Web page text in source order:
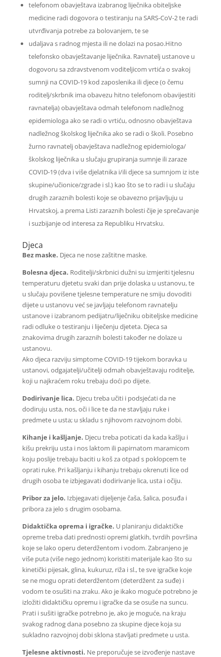
telefonom obavještava izabranog liječnika obiteljske
medicine radi dogovora o testiranju na SARS-CoV-2 te radi
utvrđivanja potrebe za bolovanjem, te se
udaljava s radnog mjesta ili ne dolazi na posao.Hitno
telefonsko obavještavanje liječnika. Ravnatelj ustanove u
dogovoru sa zdravstvenom voditeljicom vrtića o svakoj
sumnji na COVID-19 kod zaposlenika ili djece (o čemu
roditelj/skrbnik ima obavezu hitno telefonom obavijestiti
ravnatelja) obavještava odmah telefonom nadležnog
epidemiologa ako se radi o vrtiću, odnosno obavještava
nadležnog školskog liječnika ako se radi o školi. Posebno
žurno ravnatelj obavještava nadležnog epidemiologa/
školskog liječnika u slučaju grupiranja sumnje ili zaraze
COVID-19 (dva i više djelatnika i/ili djece sa sumnjom iz iste
skupine/učionice/zgrade i sl.) kao što se to radi i u slučaju
drugih zaraznih bolesti koje se obavezno prijavljuju u
Hrvatskoj, a prema Listi zaraznih bolesti čije je sprečavanje
i suzbijanje od interesa za Republiku Hrvatsku.
Djeca
Bez maske. Djeca ne nose zaštitne maske.
Bolesna djeca. Roditelji/skrbnici dužni su izmjeriti tjelesnu
temperaturu djetetu svaki dan prije dolaska u ustanovu, te
u slučaju povišene tjelesne temperature ne smiju dovoditi
dijete u ustanovu već se javljaju telefonom ravnatelju
ustanove i izabranom pedijatru/liječniku obiteljske medicine
radi odluke o testiranju i liječenju djeteta. Djeca sa
znakovima drugih zaraznih bolesti također ne dolaze u
ustanovu.
Ako djeca razviju simptome COVID-19 tijekom boravka u
ustanovi, odgajatelji/učitelji odmah obavještavaju roditelje,
koji u najkraćem roku trebaju doći po dijete.
Dodirivanje lica. Djecu treba učiti i podsjećati da ne
dodiruju usta, nos, oči i lice te da ne stavljaju ruke i
predmete u usta; u skladu s njihovom razvojnom dobi.
Kihanje i kašljanje. Djecu treba poticati da kada kašlju i
kišu prekriju usta i nos laktom ili papirnatom maramicom
koju poslije trebaju baciti u koš za otpad s poklopcem te
oprati ruke. Pri kašljanju i kihanju trebaju okrenuti lice od
drugih osoba te izbjegavati dodirivanje lica, usta i očiju.
Pribor za jelo. Izbjegavati dijeljenje čaša, šalica, posuđa i
pribora za jelo s drugim osobama.
Didaktička oprema i igračke. U planiranju didaktičke
opreme treba dati prednosti opremi glatkih, tvrdih površina
koje se lako operu deterdžentom i vodom. Zabranjeno je
više puta (više nego jednom) koristiti materijale kao što su
kinetički pijesak, glina, kukuruz, riža i sl., te sve igračke koje
se ne mogu oprati deterdžentom (deterdžent za suđe) i
vodom te osušiti na zraku. Ako je ikako moguće potrebno je
izložiti didaktičku opremu i igračke da se osuše na suncu.
Prati i sušiti igračke potrebno je, ako je moguće, na kraju
svakog radnog dana posebno za skupine djece koja su
sukladno razvojnoj dobi sklona stavljati predmete u usta.
Tjelesne aktivnosti. Ne preporučuje se izvođenje nastave